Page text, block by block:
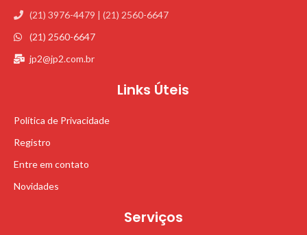
(21) 3976-4479 | (21) 2560-6647
(21) 2560-6647
jp2@jp2.com.br
Links Úteis
Política de Privacidade
Registro
Entre em contato
Novidades
Serviços